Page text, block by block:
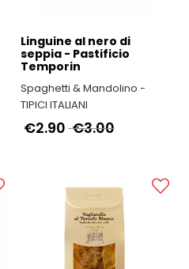
Linguine al nero di
seppia - Pastificio
Temporin
Spaghetti & Mandolino -
TIPICI ITALIANI
€3.00
€2.90